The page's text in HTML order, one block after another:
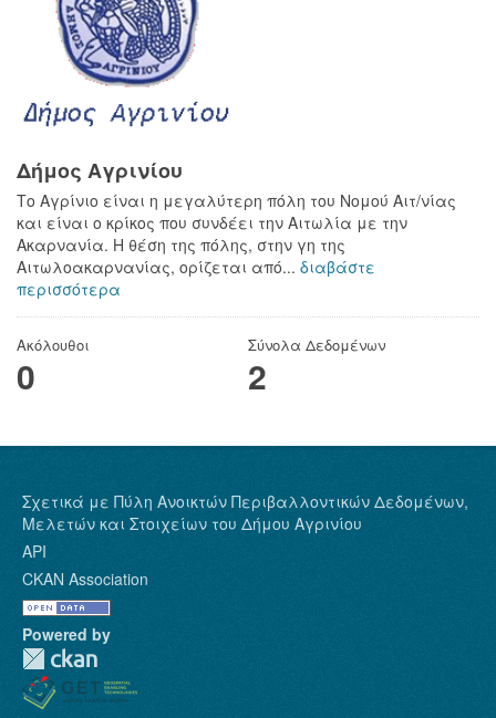
Δήμος Αγρινίου
Το Αγρίνιο είναι η μεγαλύτερη πόλη του Νομού Αιτ/νίας
και είναι ο κρίκος που συνδέει την Αιτωλία με την
Ακαρνανία. Η θέση της πόλης, στην γη της
Αιτωλοακαρνανίας, ορίζεται από... διαβάστε
περισσότερα
Ακόλουθοι
0
Σύνολα Δεδομένων
2
Σχετικά με Πύλη Ανοικτών Περιβαλλοντικών Δεδομένων,
Μελετών και Στοιχείων του Δήμου Αγρινίου
API
CKAN Association
Powered by